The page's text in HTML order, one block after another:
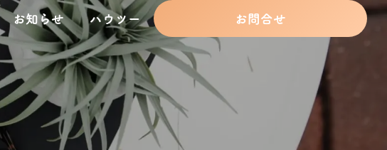
お知らせ ハウツー お問合せ